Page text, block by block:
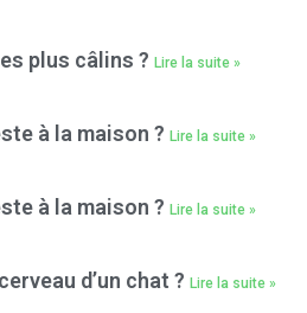
plus câlins ? Lire la suite »
à la maison ? Lire la suite »
à la maison ? Lire la suite »
d’un chat ? Lire la suite »